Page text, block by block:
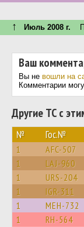
↑ Июль 2008 г.
Ваш
Вы не вошли на
Комментарии
Другие ТС с
№ Гос.№
1 AFC-507
1 LAJ-960
1 URS-204
1 IGR-311
1 MEH-732
1 RH-564